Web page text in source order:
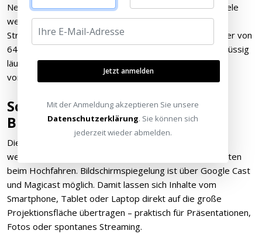
Netflix, Amazon Prime Video, Disney+, YouTube und viele
weitere Dienste sind direkt integriert. Ein externer
Streaming-Stick ist nicht notwendig. Der interne Speicher von
64 GB und 2 GB RAM sorgen dafür, dass das System flüssig
läuft und ausreichend Platz für Apps und Systemdaten
vorhanden ist.
Schnellstart und
Bildschirmspiegelung
Die Schnellstart-Funktion bedeutet, dass der MIRA in
wenigen Sekunden betriebsbereit ist – kein langes Warten
beim Hochfahren. Bildschirmspiegelung ist über Google Cast
und Magicast möglich. Damit lassen sich Inhalte vom
Smartphone, Tablet oder Laptop direkt auf die große
Projektionsfläche übertragen – praktisch für Präsentationen,
Fotos oder spontanes Streaming.
Jetzt anmelden
Mit der Anmeldung akzeptieren Sie unsere
Datenschutzerklärung. Sie können sich
jederzeit wieder abmelden.